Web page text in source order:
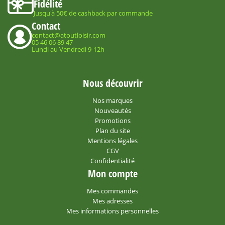
Fidélité
Jusqu'à 50€ de cashback par commande
Contact
contact@atoutloisir.com
05 46 06 89 47
Lundi au Vendredi 9-12h
Nous découvrir
Nos marques
Nouveautés
Promotions
Plan du site
Mentions légales
CGV
Confidentialité
Mon compte
Mes commandes
Mes adresses
Mes informations personnelles